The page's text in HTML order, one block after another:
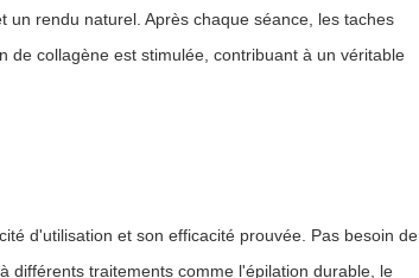
un rendu naturel. Après chaque séance, les taches
collagène est stimulée, contribuant à un véritable
d'utilisation et son efficacité prouvée. Pas besoin de
différents traitements comme l'épilation durable, le